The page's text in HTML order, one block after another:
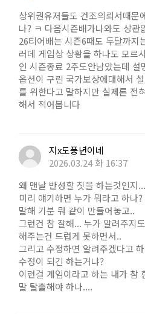
상위권유저들도 건조의뢰서때문
나? ㅋ 다음시즌배가나와도 상관
26티어배는 시즌6때도 두달까지
러데 게임상 상황을 하나도 모르
인 시즌종료 2주도안남았는데
옵션이 구린 국가보상에대해서
를 위한다고 말하지만 실제론 전
해서 적어봅니다
지x도풍년이네
2026.03.24 화 16:37
왜 맨날 반성할 짓을 하는것인지
미리 얘기하면 누가 뭐라고 하나
말해 기분 뭐 같이 만들어놓고..
그런건 참 잘해... 누가 알려주지
해주는건 드럽게 못하면서..
그리고 수정하면 알려주겠다고
수정이 되긴 하는거냐?
이런걸 게임이라고 하는 내가 참
말 탈출해야 하나....